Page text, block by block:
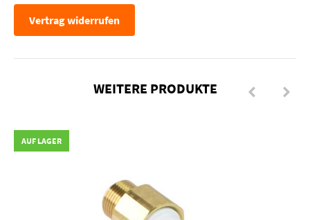
Vertrag widerrufen
WEITERE PRODUKTE
AUF LAGER